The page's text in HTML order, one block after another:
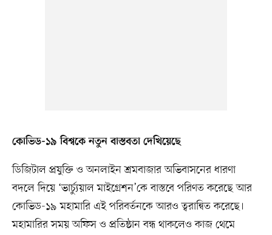
কোভিড-১৯ বিশ্বকে নতুন বাস্তবতা দেখিয়েছে
ডিজিটাল প্রযুক্তি ও অনলাইন শ্রমবাজার অভিবাসনের ধারণা
বদলে দিয়ে ‘ভার্চ্যুয়াল মাইগ্রেশন’কে বাস্তবে পরিণত করেছে আর
কোভিড-১৯ মহামারি এই পরিবর্তনকে আরও ত্বরান্বিত করেছে।
মহামারির সময় অফিস ও প্রতিষ্ঠান বন্ধ থাকলেও কাজ থেমে